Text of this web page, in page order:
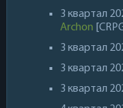
3 квартал
Archon
3 квартал
3 квартал
3 квартал